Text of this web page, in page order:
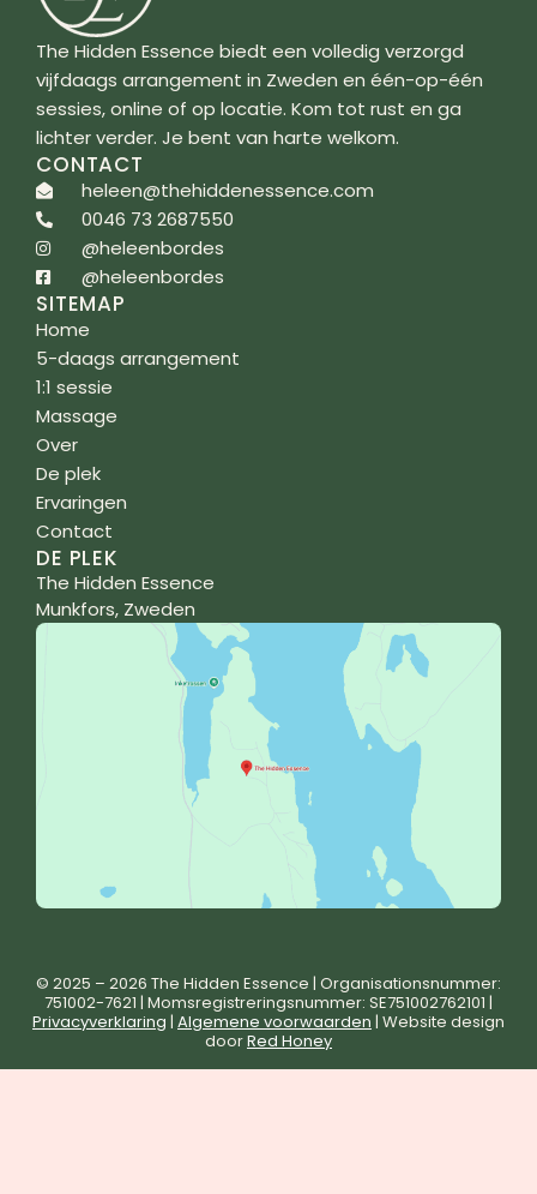
The Hidden Essence biedt een volledig verzorgd
vijfdaags arrangement in Zweden en één-op-één
sessies, online of op locatie. Kom tot rust en ga
lichter verder. Je bent van harte welkom.
CONTACT
heleen@thehiddenessence.com
0046 73 2687550
@heleenbordes
@heleenbordes
SITEMAP
Home
5-daags arrangement
1:1 sessie
Massage
Over
De plek
Ervaringen
Contact
DE PLEK
The Hidden Essence
Munkfors, Zweden
© 2025 – 2026 The Hidden Essence | Organisationsnummer:
751002-7621 | Momsregistreringsnummer: SE751002762101 |
Privacyverklaring | Algemene voorwaarden | Website design
doorRed Honey